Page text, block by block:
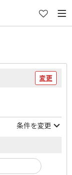
変更
条件を変更